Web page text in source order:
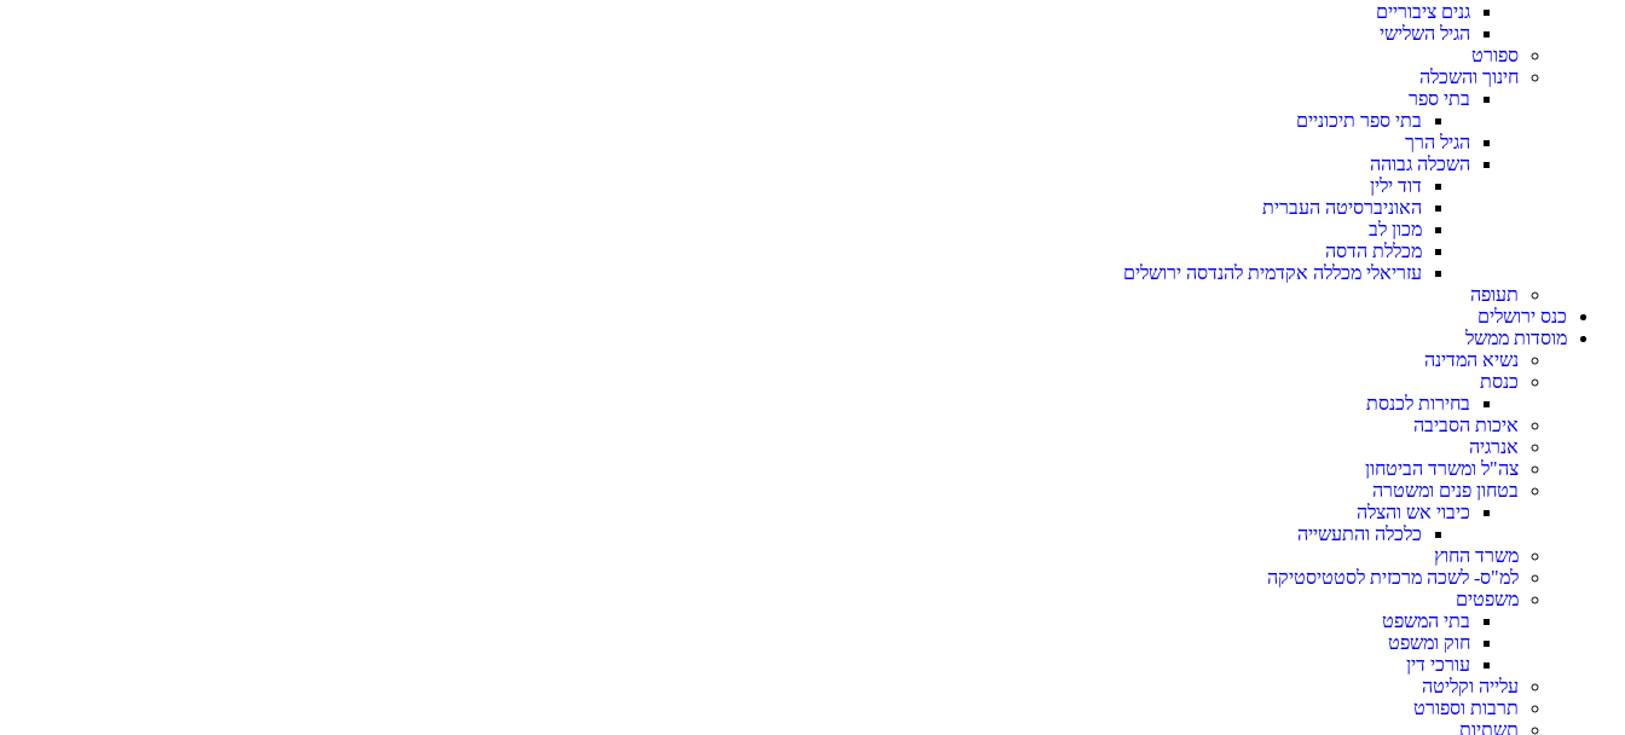
גנים ציבוריים
הגיל השלישי
ספורט
חינוך והשכלה
בתי ספר
בתי ספר תיכוניים
הגיל הרך
השכלה גבוהה
דוד ילין
האוניברסיטה העברית
מכון לב
מכללת הדסה
עזריאלי מכללה אקדמית להנדסה ירושלים
תעופה
כנס ירושלים
מוסדות ממשל
נשיא המדינה
כנסת
בחירות לכנסת
איכות הסביבה
אנרגיה
צה"ל ומשרד הביטחון
בטחון פנים ומשטרה
כיבוי אש והצלה
כלכלה והתעשייה
משרד החוץ
למ"ס- לשכה מרכזית לסטטיסטיקה
משפטים
בתי המשפט
חוק ומשפט
עורכי דין
עלייה וקליטה
תרבות וספורט
תשתיות